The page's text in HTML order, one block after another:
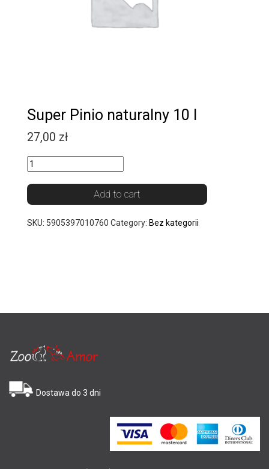
Super Pinio naturalny 10 l
27,00 zł
Add to cart
SKU: 5905397010760 Category: Bez kategorii
Dostawa do 3 dni